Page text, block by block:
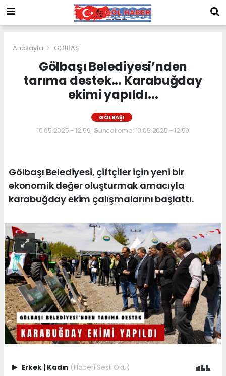
Anasayfa GÖLBAŞI
Gölbaşı Belediyesi’nden
tarıma destek... Karabuğday
ekimi yapıldı...
GÖLBAŞI
10.05.2025 - 12:59, Güncelleme: 10.05.2025 - 12:59
Gölbaşı Belediyesi, çiftçiler için yeni bir
ekonomik değer oluşturmak amacıyla
karabuğday ekim çalışmalarını başlattı.
Erkek | Kadın (Haberi Sesli Oku)